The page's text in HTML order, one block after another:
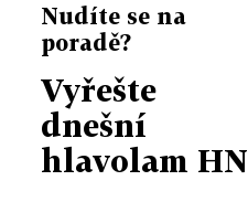
Nudíte se na
poradě?
Vyřešte
dnešní
hlavolam HN